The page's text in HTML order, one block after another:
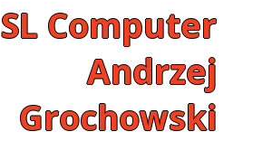
SL Computer
Andrzej
Grochowski